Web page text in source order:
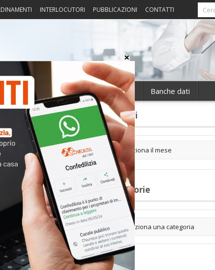
INTERLOCUTORI PUBBLICAZIONI CONTATTI
Intorno alla casa Notizie Banche dati
Archivi
Categorie
Tag